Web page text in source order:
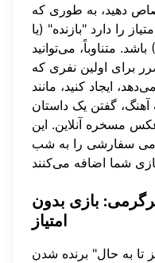
دهید، به طوری که
را دارد "بازنده" (یا
متناوباً، می‌توانید
برای اولین نفری که
ایجاد کنید، مانند
گفتن یک داستان
مسخره آنلاین. این
سفارشی را به شب
بازی بدون
امتیاز
تا به حال" برنده شدن